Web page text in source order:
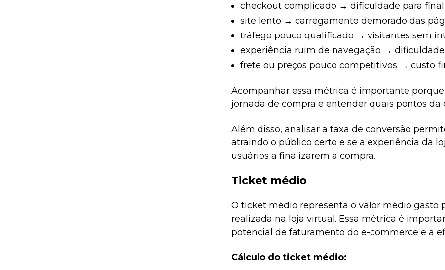
checkout complicado → dificuldade para
site lento → carregamento demorado das
tráfego pouco qualificado → visitantes sem
experiência ruim de navegação →
frete ou preços pouco competitivos → custo
Acompanhar essa métrica é importante
jornada de compra e entender quais pontos da
Além disso, analisar a taxa de conversão
atraindo o público certo e se a experiência da
usuários a finalizarem a compra.
Ticket médio
O ticket médio representa o valor médio gasto
realizada na loja virtual. Essa métrica é
potencial de faturamento do e-commerce e a
Cálculo do ticket médio: